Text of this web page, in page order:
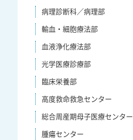
病理診断科／病理部
輸血・細胞療法部
血液浄化療法部
光学医療診療部
臨床栄養部
高度救命救急センター
総合周産期母子医療センター
腫瘍センター